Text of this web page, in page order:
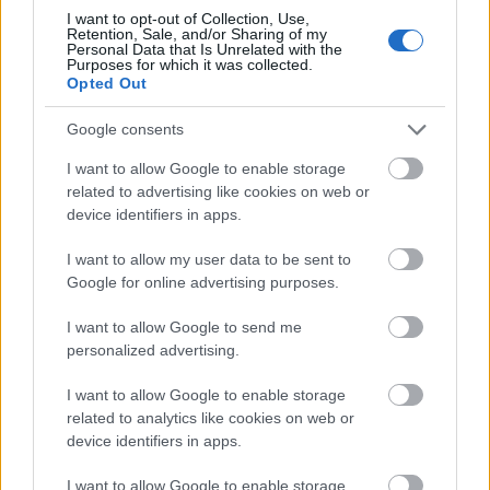
I want to opt-out of Collection, Use,
Retention, Sale, and/or Sharing of my
Personal Data that Is Unrelated with the
Purposes for which it was collected.
Opted Out
Google consents
I want to allow Google to enable storage
related to advertising like cookies on web or
device identifiers in apps.
I want to allow my user data to be sent to
Google for online advertising purposes.
I want to allow Google to send me
personalized advertising.
I want to allow Google to enable storage
related to analytics like cookies on web or
device identifiers in apps.
I want to allow Google to enable storage
Alessia Cara már 100%-ig természetesen
Rexfeatures
Alessia Cara egy vörös ruhában, parókában és
sminkben kezdte a fellépését, hogy a szám felénél
lekerüljön róla a fellépőruha, és letörölje magáról a
sminket, és ott álljon a hatalmas csillogó díjátadón
világban élünk, de az biztos, hogy ilyen fajta